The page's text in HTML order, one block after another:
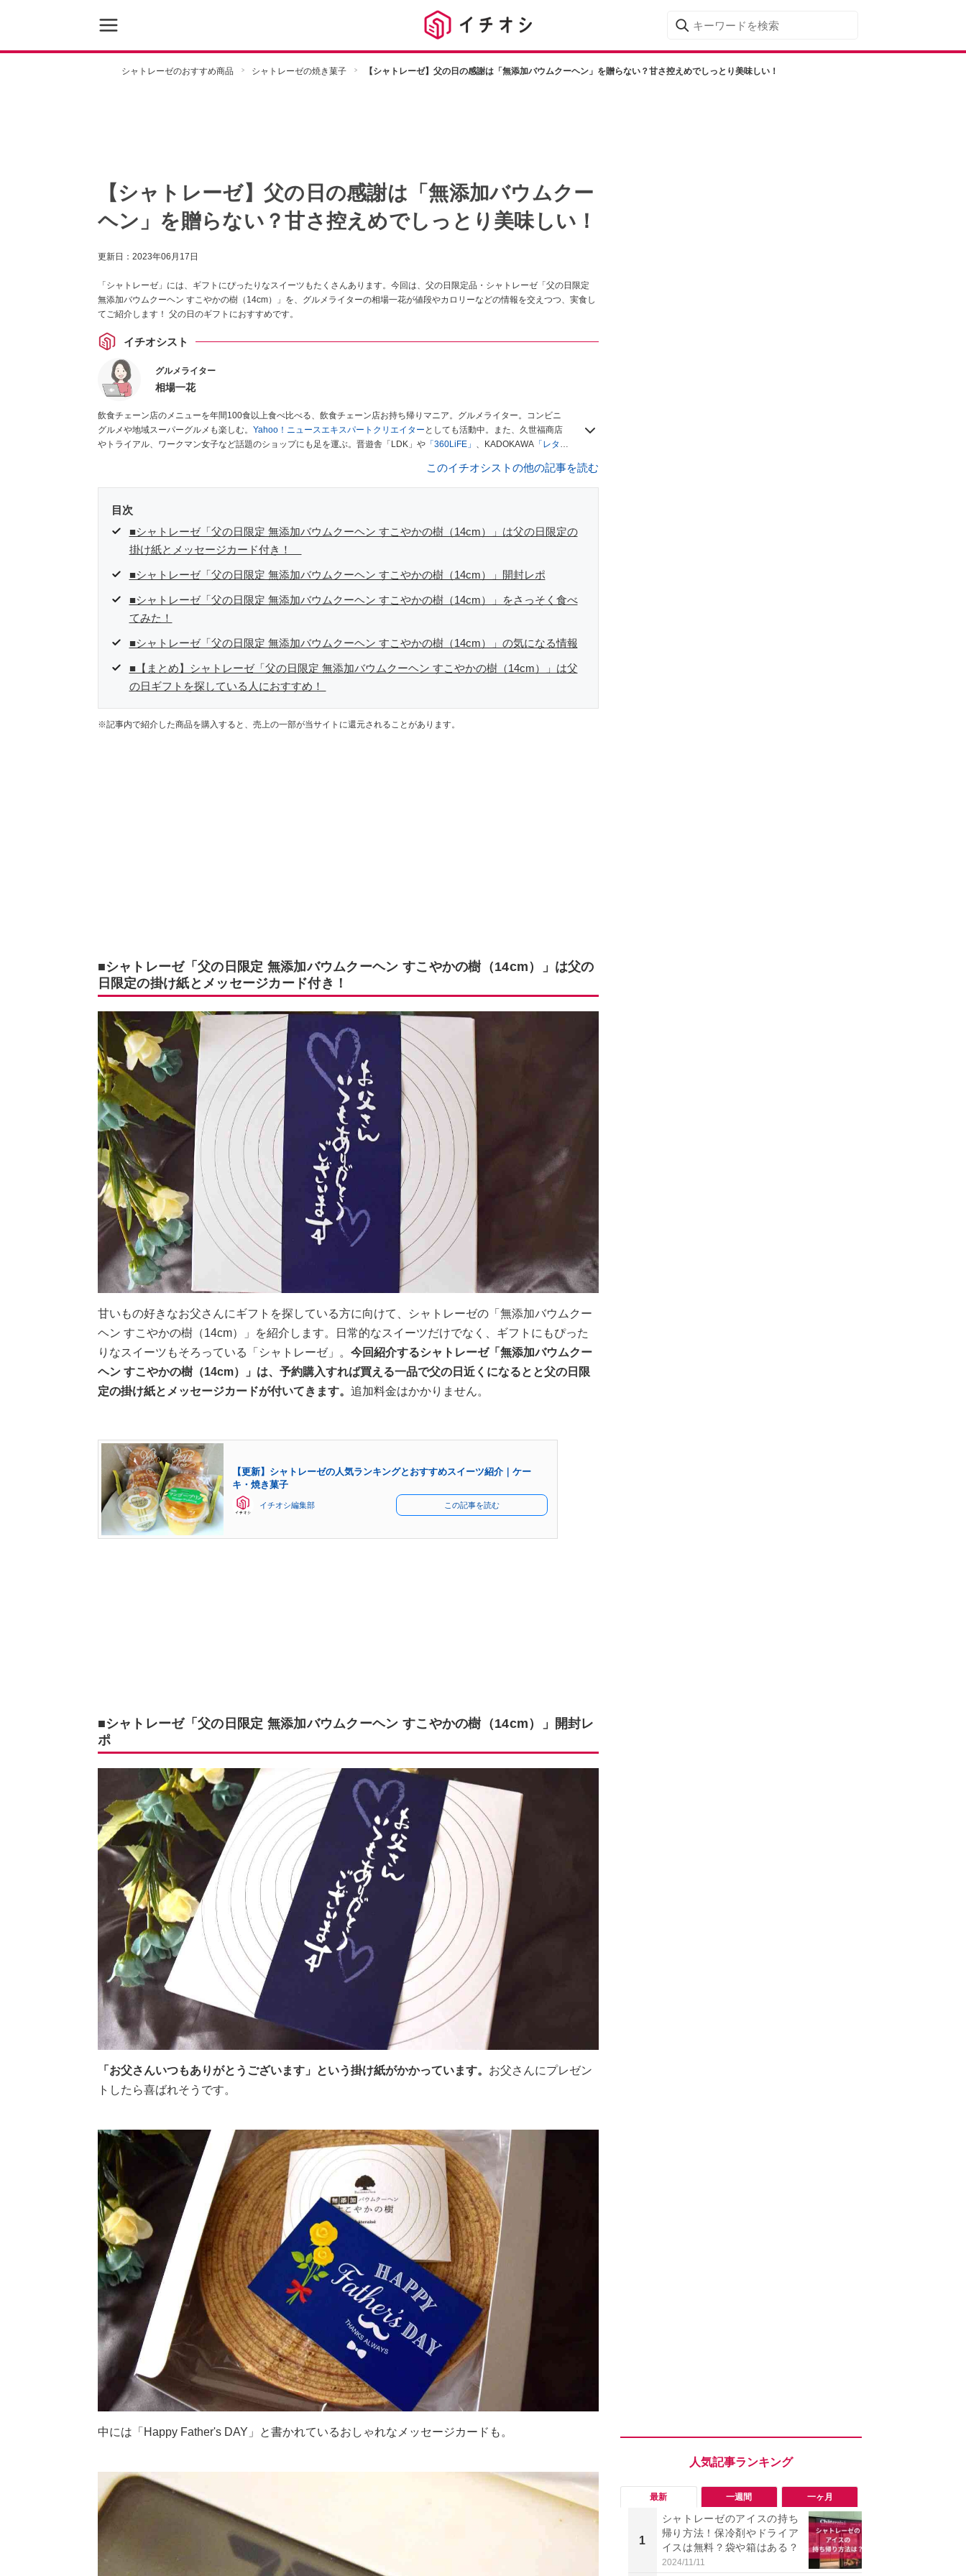
シャトレーゼのおすすめ商品 シャトレーゼの焼き菓子 【シャトレーゼ】父の日の感謝は「無添加バウムクーヘン」を贈らない？甘さ控えめでしっとり美味しい！
【シャトレーゼ】父の日の感謝は「無添加バウムクー
ヘン」を贈らない？甘さ控えめでしっとり美味しい！
更新日： 2023年06月17日
「シャトレーゼ」には、ギフトにぴったりなスイーツもたくさんあります。今回は、父の日限定品・シャトレーゼ「父の日限定
無添加バウムクーヘン すこやかの樹（14cm）」を、グルメライターの相場一花が値段やカロリーなどの情報を交えつつ、実食し
てご紹介します！ 父の日のギフトにおすすめです。
イチオシスト
グルメライター
相場一花
飲食チェーン店のメニューを年間100食以上食べ比べる、飲食チェーン店お持ち帰りマニア。グルメライター。コンビニ
グルメや地域スーパーグルメも楽しむ。 Yahoo！ニュースエキスパートクリエイター としても活動中。また、久世福商店
やトライアル、ワークマン女子など話題のショップにも足を運ぶ。晋遊舎「LDK」や「360LiFE」 、KADOKAWA「レタス
このイチオシストの他の記事を読む
目次
■シャトレーゼ「父の日限定 無添加バウムクーヘン すこやかの樹（14cm）」は父の日限定の
掛け紙とメッセージカード付き！
■シャトレーゼ「父の日限定 無添加バウムクーヘン すこやかの樹（14cm）」開封レポ
■シャトレーゼ「父の日限定 無添加バウムクーヘン すこやかの樹（14cm）」をさっそく食べ
てみた！
■シャトレーゼ「父の日限定 無添加バウムクーヘン すこやかの樹（14cm）」の気になる情報
■【まとめ】シャトレーゼ「父の日限定 無添加バウムクーヘン すこやかの樹（14cm）」は父
の日ギフトを探している人におすすめ！
※記事内で紹介した商品を購入すると、売上の一部が当サイトに還元されることがあります。
■シャトレーゼ「父の日限定 無添加バウムクーヘン すこやかの樹（14cm）」は父の
日限定の掛け紙とメッセージカード付き！
甘いもの好きなお父さんにギフトを探している方に向けて、シャトレーゼの「無添加バウムクー
ヘン すこやかの樹（14cm）」を紹介します。日常的なスイーツだけでなく、ギフトにもぴった
りなスイーツもそろっている「シャトレーゼ」。 今回紹介するシャトレーゼ「無添加バウムクー
ヘン すこやかの樹（14cm）」は、予約購入すれば買える一品で父の日近くになるとと父の日限
定の掛け紙とメッセージカードが付いてきます。 追加料金はかかりません。
【更新】シャトレーゼの人気ランキングとおすすめスイーツ紹介｜ケー
キ・焼き菓子
イチオシ編集部 この記事を読む
■シャトレーゼ「父の日限定 無添加バウムクーヘン すこやかの樹（14cm）」開封レ
ポ
「お父さんいつもありがとうございます」という掛け紙がかかっています。 お父さんにプレゼン
トしたら喜ばれそうです。
中には「Happy Father's DAY」と書かれているおしゃれなメッセージカードも。
最新 一週間 一ヶ月
1
シャトレーゼのアイスの持ち
帰り方法！保冷剤やドライア
イスは無料？袋や箱はある？
2024/11/11